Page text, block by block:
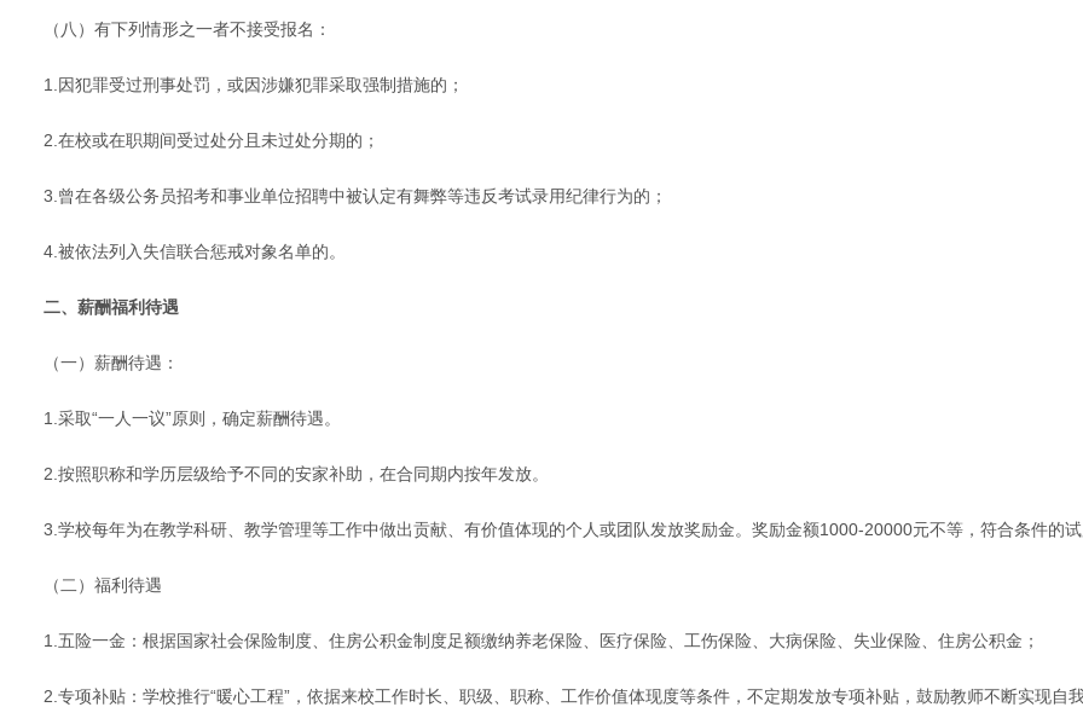
（八）有下列情形之一者不接受报名：
1.因犯罪受过刑事处罚，或因涉嫌犯罪采取强制措施的；
2.在校或在职期间受过处分且未过处分期的；
3.曾在各级公务员招考和事业单位招聘中被认定有舞弊等违反考试录用纪律行为的；
4.被依法列入失信联合惩戒对象名单的。
二、薪酬福利待遇
（一）薪酬待遇：
1.采取“一人一议”原则，确定薪酬待遇。
2.按照职称和学历层级给予不同的安家补助，在合同期内按年发放。
3.学校每年为在教学科研、教学管理等工作中做出贡献、有价值体现的个人或团队发放奖励金。奖励金额1000-20000元不等，符合条件的试
（二）福利待遇
1.五险一金：根据国家社会保险制度、住房公积金制度足额缴纳养老保险、医疗保险、工伤保险、大病保险、失业保险、住房公积金；
2.专项补贴：学校推行“暖心工程”，依据来校工作时长、职级、职称、工作价值体现度等条件，不定期发放专项补贴，鼓励教师不断实现自我